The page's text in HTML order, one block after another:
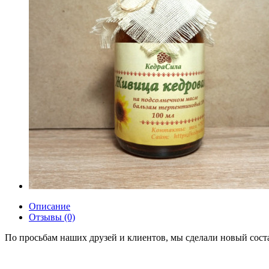
Описание
Отзывы (0)
По просьбам наших друзей и клиентов, мы сделали новый